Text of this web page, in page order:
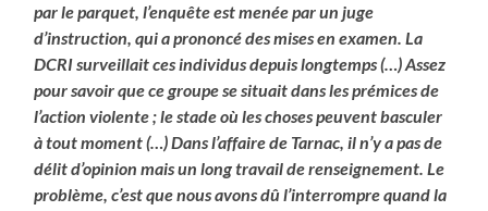
par le parquet, l’enquête est menée par un juge
d’instruction, qui a prononcé des mises en examen. La
DCRI surveillait ces individus depuis longtemps (…) Assez
pour savoir que ce groupe se situait dans les prémices de
l’action violente ; le stade où les choses peuvent basculer
à tout moment (…) Dans l’affaire de Tarnac, il n’y a pas de
délit d’opinion mais un long travail de renseignement. Le
problème, c’est que nous avons dû l’interrompre quand la